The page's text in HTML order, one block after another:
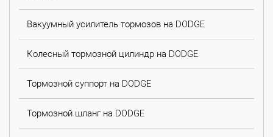
Вакуумный усилитель тормозов на DODGE
Колесный тормозной цилиндр на DODGE
Тормозной суппорт на DODGE
Тормозной шланг на DODGE